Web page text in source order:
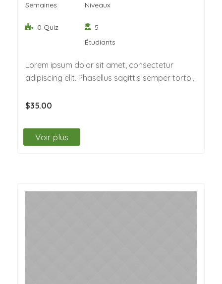
Semaines
Niveaux
0 Quiz
5
Étudiants
Lorem ipsum dolor sit amet, consectetur
adipiscing elit. Phasellus sagittis semper tortor.
$35.00
Voir plus